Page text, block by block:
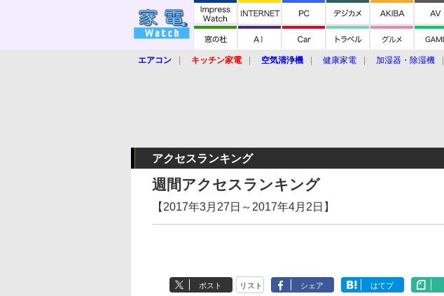
エアコン キッチン家電 空気清浄機 健康家電 加湿器・除湿機
アクセスランキング
週間アクセスランキング
【2017年3月27日～2017年4月2日】
ポスト リスト シェア はてブ